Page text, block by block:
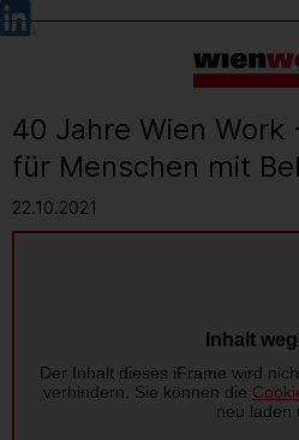
Barrierefreie
Bedienung
Sprachauswahl
40 Jahre Wien
für Menschen mit
22.10.2021